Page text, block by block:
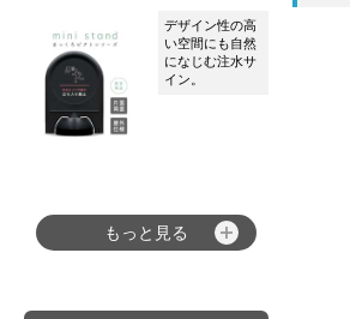
デザイン性の高
い空間にも自然
になじむ注水サ
イン。
もっと見る